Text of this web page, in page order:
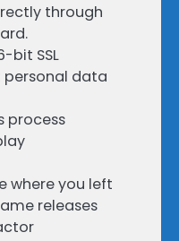
through
bit SSL
data
process
where you left
releases